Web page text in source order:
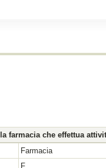
farmacia che effettua
Farmacia
F